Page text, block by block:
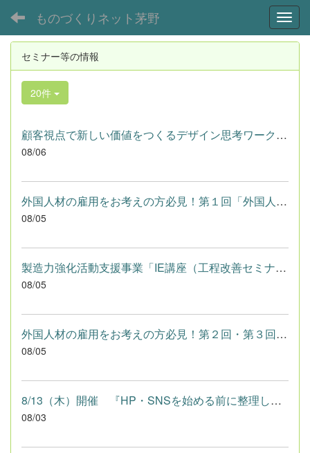
ものづくりネット茅野
セミナー等の情報
20件
顧客視点で新しい価値をつくるデザイン思考ワークショップ【１０...
08/06
外国人材の雇用をお考えの方必見！第１回「外国人材活用セミナー...
08/05
製造力強化活動支援事業「IE講座（工程改善セミナー：活用編）」...
08/05
外国人材の雇用をお考えの方必見！第２回・第３回「外国人材活用...
08/05
8/13（木）開催 『HP・SNSを始める前に整理しよう～自分らしいWe...
08/03